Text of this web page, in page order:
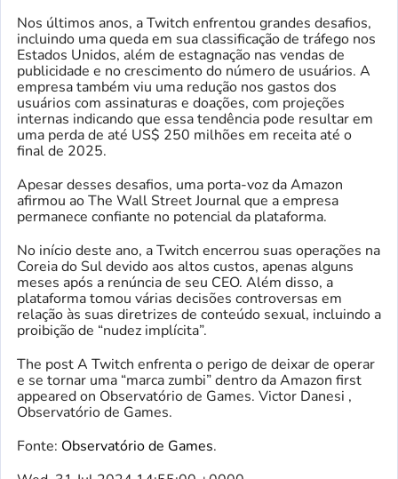
Nos últimos anos, a Twitch enfrentou grandes desafios,
incluindo uma queda em sua classificação de tráfego nos
Estados Unidos, além de estagnação nas vendas de
publicidade e no crescimento do número de usuários. A
empresa também viu uma redução nos gastos dos
usuários com assinaturas e doações, com projeções
internas indicando que essa tendência pode resultar em
uma perda de até US$ 250 milhões em receita até o
final de 2025.
Apesar desses desafios, uma porta-voz da Amazon
afirmou ao The Wall Street Journal que a empresa
permanece confiante no potencial da plataforma.
No início deste ano, a Twitch encerrou suas operações na
Coreia do Sul devido aos altos custos, apenas alguns
meses após a renúncia de seu CEO. Além disso, a
plataforma tomou várias decisões controversas em
relação às suas diretrizes de conteúdo sexual, incluindo a
proibição de “nudez implícita”.
The post A Twitch enfrenta o perigo de deixar de operar
e se tornar uma “marca zumbi” dentro da Amazon first
appeared on Observatório de Games. Victor Danesi ,
Observatório de Games.
Fonte: Observatório de Games.